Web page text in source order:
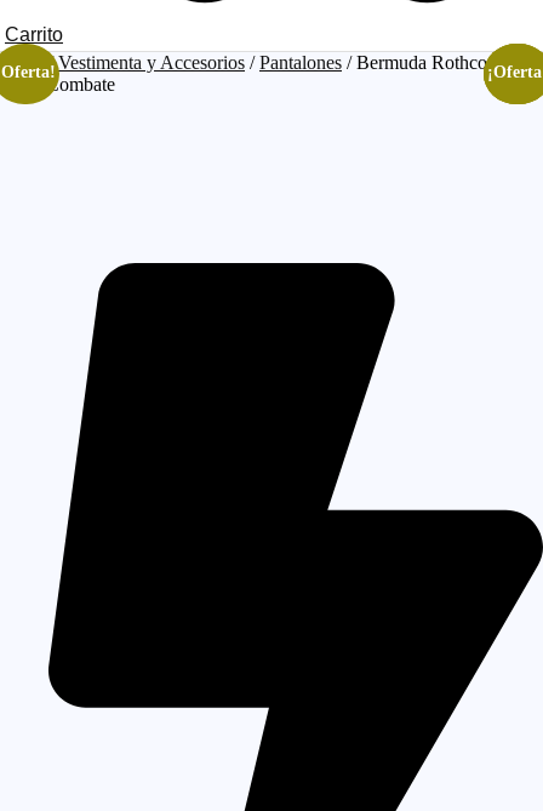
Carrito
Inicio
/Vestimenta y Accesorios /Pantalones / Bermuda Rothco Cargo
Short Combate